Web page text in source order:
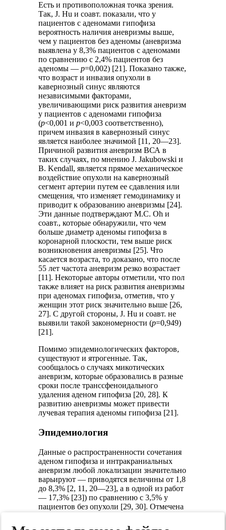
Есть и противоположная точка зрения.
Так, J. Hu и соавт. показали, что у
пациентов с аденомами гипофиза
вероятность наличия аневризмы выше,
чем у пациентов без аденомы (аневризма
выявлена у 8,3% пациентов с аденомами
по сравнению с 2,4% пациентов без
аденомы —p=0,002) [21]. Показано также,
что возраст и инвазия опухоли в
кавернозный синус являются
независимыми факторами,
увеличивающими риск развития аневризм
у пациентов с аденомами гипофиза
(p<0,001 иp<0,003 соответственно),
причем инвазия в кавернозный синус
является наиболее значимой [11, 20—23].
Причиной развития аневризм ВСА в
таких случаях, по мнению J. Jakubowski и
B. Kendall, является прямое механическое
воздействие опухоли на кавернозный
сегмент артерии путем ее сдавления или
смещения, что изменяет гемодинамику и
приводит к образованию аневризмы [24].
Эти данные подтверждают M.C. Oh и
соавт., которые обнаружили, что чем
больше диаметр аденомы гипофиза в
коронарной плоскости, тем выше риск
возникновения аневризмы [25]. Что
касается возраста, то доказано, что после
55 лет частота аневризм резко возрастает
[11]. Некоторые авторы отметили, что пол
также влияет на риск развития аневризмы
при аденомах гипофиза, отметив, что у
женщин этот риск значительно выше [26,
27]. С другой стороны, J. Hu и соавт. не
выявили такой закономерности (p=0,949)
[21].
Помимо эпидемиологических факторов,
существуют и ятрогенные. Так,
сообщалось о случаях микотических
аневризм, которые образовались в разные
сроки после транссфеноидального
удаления аденом гипофиза [20, 28]. К
развитию аневризмы может привести
лучевая терапия аденомы гипофиза [21].
Эпидемиология
Данные о распространенности сочетания
аденом гипофиза и интракраниальных
аневризм любой локализации значительно
варьируют — приводятся величины от 1,8
до 8,3% [2, 11, 20—23], а в одной из работ
— 17,3% [23]) по сравнению с 3,5% у
пациентов без опухоли [29, 30]. Отмечена
стран. Так, J. Jakubowski и B. Kendall